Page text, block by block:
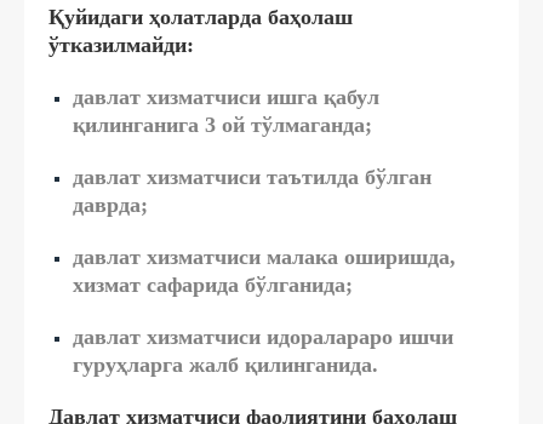
Қуйидаги ҳолатларда баҳолаш
ўтказилмайди:
давлат хизматчиси ишга қабул
қилинганига 3 ой тўлмаганда;
давлат хизматчиси таътилда бўлган
даврда;
давлат хизматчиси малака оширишда,
хизмат сафарида бўлганида;
давлат хизматчиси идоралараро ишчи
гуруҳларга жалб қилинганида.
Давлат хизматчиси фаолиятини баҳолаш